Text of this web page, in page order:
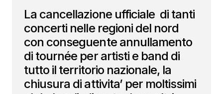
La cancellazione ufficiale di tanti
concerti nelle regioni del nord
con conseguente annullamento
di tournée per artisti e band di
tutto il territorio nazionale, la
chiusura di attivita’ per moltissimi